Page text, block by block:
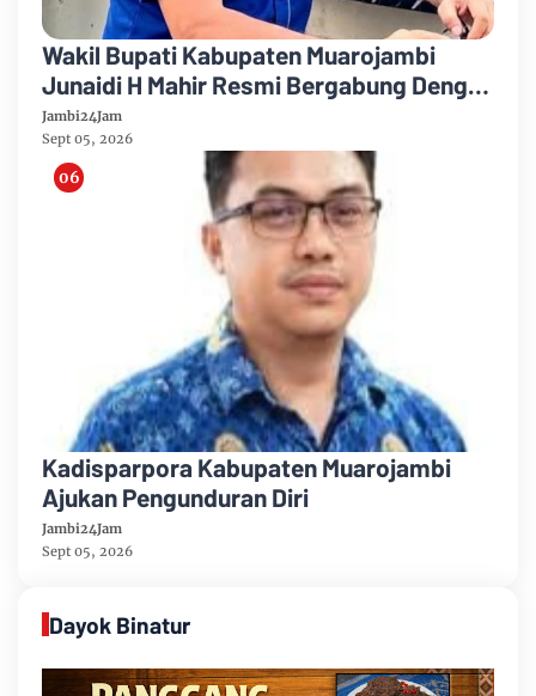
Wakil Bupati Kabupaten Muarojambi
Junaidi H Mahir Resmi Bergabung Dengan
Partai Demikrat
Jambi24Jam
Sept 05, 2026
Kadisparpora Kabupaten Muarojambi
Ajukan Pengunduran Diri
Jambi24Jam
Sept 05, 2026
Dayok Binatur